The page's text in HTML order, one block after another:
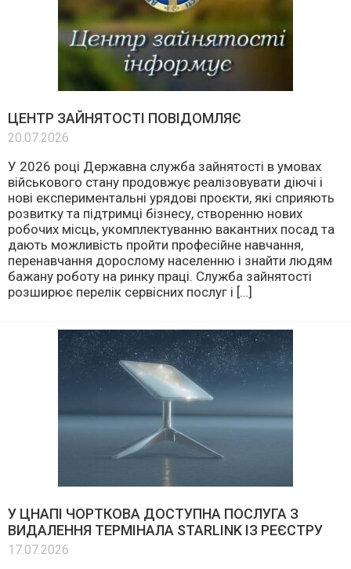
ЦЕНТР ЗАЙНЯТОСТІ ПОВІДОМЛЯЄ
20.07.2026
У 2026 році Державна служба зайнятості в умовах
військового стану продовжує реалізовувати діючі і
нові експериментальні урядові проєкти, які сприяють
розвитку та підтримці бізнесу, створенню нових
робочих місць, укомплектуванню вакантних посад та
дають можливість пройти професійне навчання,
перенавчання дорослому населенню і знайти людям
бажану роботу на ринку праці. Служба зайнятості
розширює перелік сервісних послуг і […]
У ЦНАПІ ЧОРТКОВА ДОСТУПНА ПОСЛУГА З
ВИДАЛЕННЯ ТЕРМІНАЛА STARLINK ІЗ РЕЄСТРУ
17.07.2026